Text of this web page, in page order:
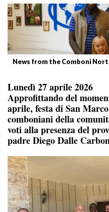
News from the Comboni
Lunedì 27 aprile 2026
Approfittando del
aprile, festa di San
comboniani della
voti alla presenza del
padre Diego Dalle